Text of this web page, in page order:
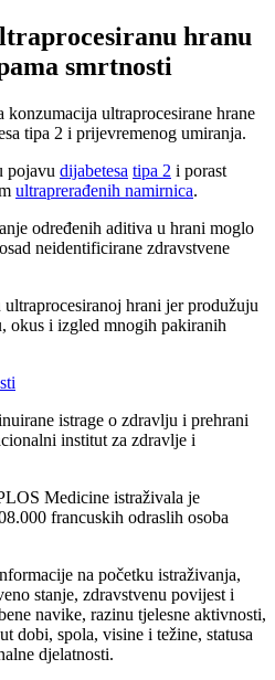
hranu
smrtnosti
ultraprocesirane hrane
tipa 2 i prijevremenog umiranja.
pojavu dijabetesa tipa 2 i porast
ultraprerađenih namirnica.
određenih aditiva u hrani moglo
neidentificirane zdravstvene
hrani jer produžuju
okus i izgled mnogih pakiranih
istrage o zdravlju i prehrani
institut za zdravlje i
Medicine istraživala je
francuskih odraslih osoba
na početku istraživanja,
stanje, zdravstvenu povijest i
navike, razinu tjelesne aktivnosti,
dobi, spola, visine i težine, statusa
djelatnosti.